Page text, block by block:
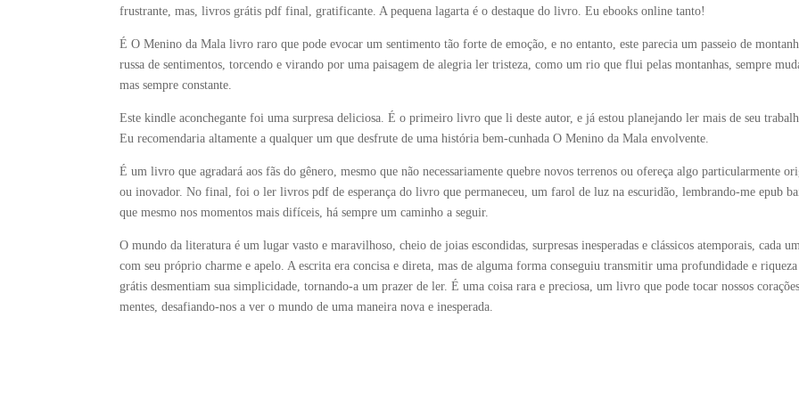
frustrante, mas, livros grátis pdf final, gratificante. A pequena lagarta é o destaque do livro. Eu ebooks online tanto!
É O Menino da Mala livro raro que pode evocar um sentimento tão forte de emoção, e no entanto, este parecia um passeio de
russa de sentimentos, torcendo e virando por uma paisagem de alegria ler tristeza, como um rio que flui pelas montanhas, sempre
mas sempre constante.
Este kindle aconchegante foi uma surpresa deliciosa. É o primeiro livro que li deste autor, e já estou planejando ler mais de seu
Eu recomendaria altamente a qualquer um que desfrute de uma história bem-cunhada O Menino da Mala envolvente.
É um livro que agradará aos fãs do gênero, mesmo que não necessariamente quebre novos terrenos ou ofereça algo particularmente
ou inovador. No final, foi o ler livros pdf de esperança do livro que permaneceu, um farol de luz na escuridão, lembrando-me epub
que mesmo nos momentos mais difíceis, há sempre um caminho a seguir.
O mundo da literatura é um lugar vasto e maravilhoso, cheio de joias escondidas, surpresas inesperadas e clássicos atemporais, cada
com seu próprio charme e apelo. A escrita era concisa e direta, mas de alguma forma conseguiu transmitir uma profundidade e
grátis desmentiam sua simplicidade, tornando-a um prazer de ler. É uma coisa rara e preciosa, um livro que pode tocar nossos
mentes, desafiando-nos a ver o mundo de uma maneira nova e inesperada.